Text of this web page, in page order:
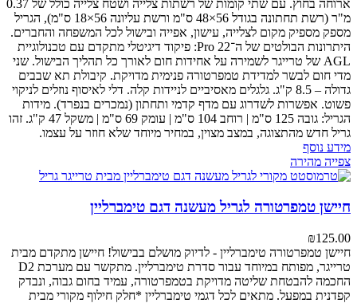
ארוחה בחוץ.
עם שתי קומות של רשתות צלייה ושטח צלייה כולל של 0.37
מ"ר (רשת תחתונה בגודל 56×48 ס"מ ורשת עליונה 56×18 ס"מ), הגריל
מספק מספיק מקום לצלייה, עישון, אפייה ובישול לכל המשפחה והחברים.
היתרונות הבולטים של ה־Pro 22:
פיקוד דיגיטלי מתקדם עם טכנולוגיית
AGL של טרייגר לשמירה על אחידות חום לאורך כל תהליך הבישול.
שני
מדי חום לבשר למדידת טמפרטורה פנימית מדויקת. קיבולת תא שבבים
גדולה – 8.5 ק"ג.
גלגלים מאסיביים לניידות קלה. דלי לאיסוף נוזלים לניקוי
פשוט. אפשרות לשדרוג עם מדף קדמי ותחתון (נמכרים בנפרד). מידות
הגריל: גובה 125 ס"מ | רוחב 104 ס"מ | עומק 69 ס"מ | משקל 47 ק"ג.
זהו
גריל חדש מהתצוגה, במצב מצוין, במחיר מיוחד שלא חוזר על עצמו.
מידע נוסף
צפייה מהירה
חיישן טמפרטורה לגריל מעשנה דגם טימברליין
₪125.00
חיישן טמפרטורה טימברליין - לדיוק מושלם בבישול! חיישן מתקדם מבית
טרייגר, מפותח במיוחד עבור סדרת טימברליין. מתקשר עם מערכת D2
החכמה להבטחת שליטה מדויקת בטמפרטורה, עמיד בחום גבוה, ונבדק
קפדנית במפעל. מתאים לכל דגמי טימברליין *חלק חילוף מקורי מבית